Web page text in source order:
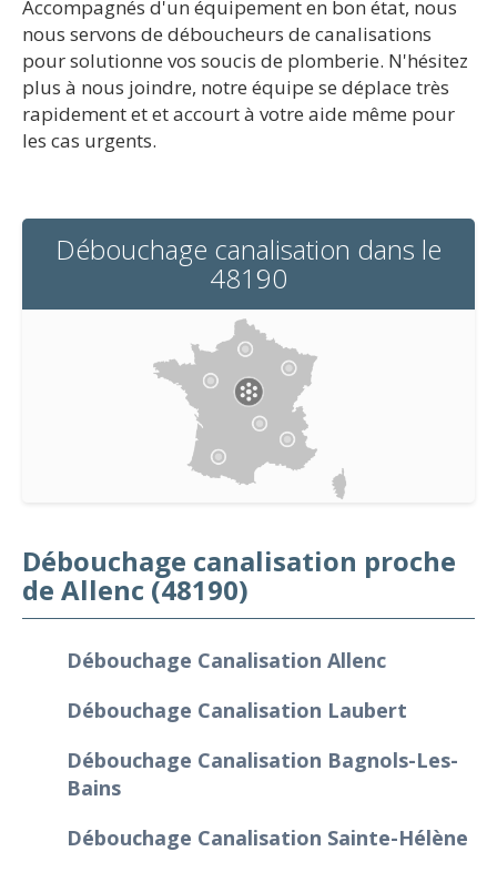
Accompagnés d'un équipement en bon état, nous
nous servons de déboucheurs de canalisations
pour solutionne vos soucis de plomberie. N'hésitez
plus à nous joindre, notre équipe se déplace très
rapidement et et accourt à votre aide même pour
les cas urgents.
Débouchage canalisation dans le
48190
Débouchage canalisation proche
de Allenc (48190)
Débouchage Canalisation Allenc
Débouchage Canalisation Laubert
Débouchage Canalisation Bagnols-Les-
Bains
Débouchage Canalisation Sainte-Hélène